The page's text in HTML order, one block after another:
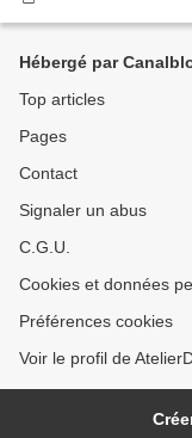
Hébergé par
Top articles
Pages
Contact
Signaler un abus
C.G.U.
Cookies et données
Préférences cookies
Voir le profil de